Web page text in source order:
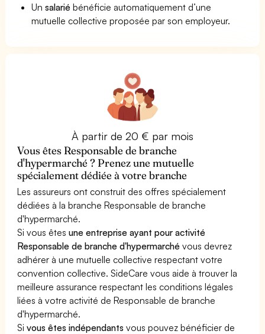
Unsalarié bénéficie automatiquement d’une
mutuelle collective proposée par son employeur.
À partir de 20 € par mois
Vous êtes Responsable de branche
d'hypermarché ? Prenez une mutuelle
spécialement dédiée à votre branche
Les assureurs ont construit des offres spécialement
dédiées à la branche Responsable de branche
d'hypermarché.
Si vous êtesune entreprise ayant pour activité
Responsable de branche d'hypermarché vous devrez
adhérer à une mutuelle collective respectant votre
convention collective. SideCare vous aide à trouver la
meilleure assurance respectant les conditions légales
liées à votre activité de Responsable de branche
d'hypermarché.
Sivous êtes indépendants vous pouvez bénéficier de